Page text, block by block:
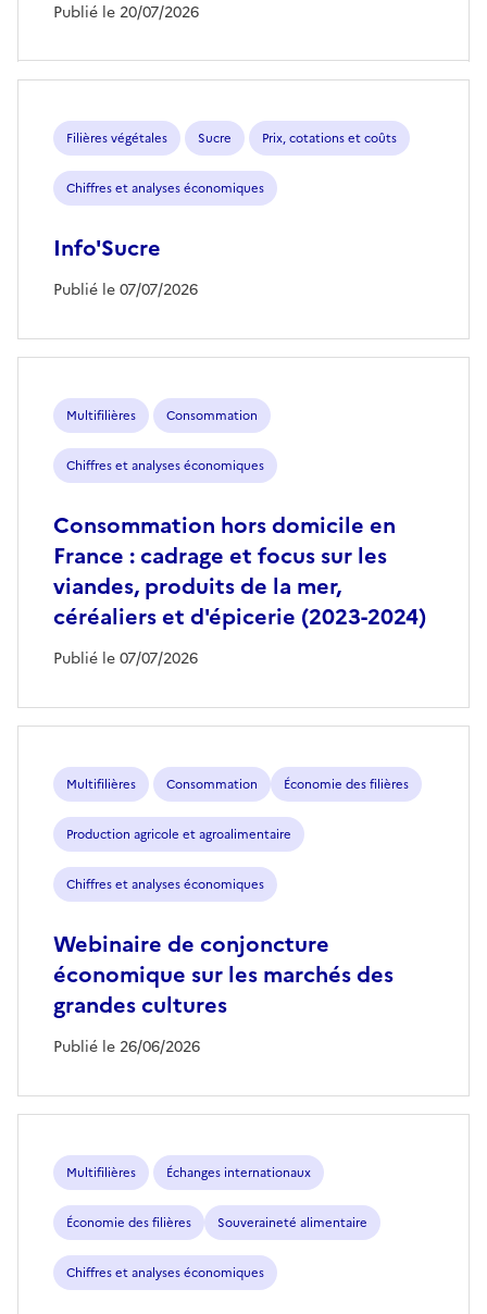
Publié le 20/07/2026
Filières végétales Sucre Prix, cotations et coûts
Chiffres et analyses économiques
Info'Sucre
Publié le 07/07/2026
Multifilières Consommation
Chiffres et analyses économiques
Consommation hors domicile en
France : cadrage et focus sur les
viandes, produits de la mer,
céréaliers et d'épicerie (2023-2024)
Publié le 07/07/2026
Multifilières Consommation Économie des filières
Production agricole et agroalimentaire
Chiffres et analyses économiques
Webinaire de conjoncture
économique sur les marchés des
grandes cultures
Publié le 26/06/2026
Multifilières Échanges internationaux
Économie des filières Souveraineté alimentaire
Chiffres et analyses économiques